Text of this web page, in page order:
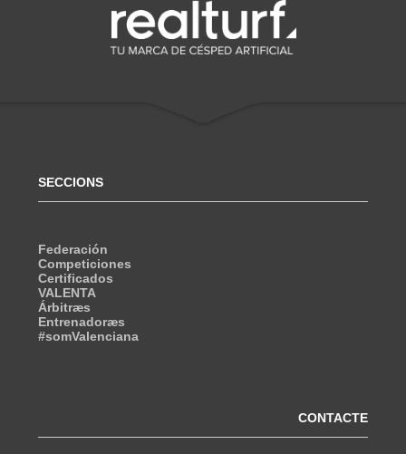
SECCIONS
Federación
Competiciones
Certificados
VALENTA
Árbitræs
Entrenadoræs
#somValenciana
CONTACTE